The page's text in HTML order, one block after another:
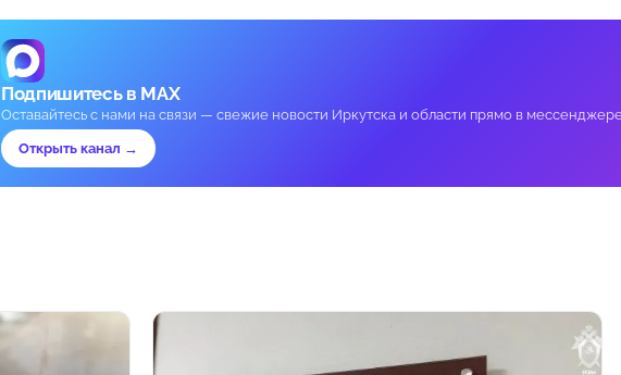
Подпишитесь в MAX
Оставайтесь с нами на связи — свежие новости Иркутска и области прямо в
Открыть канал →